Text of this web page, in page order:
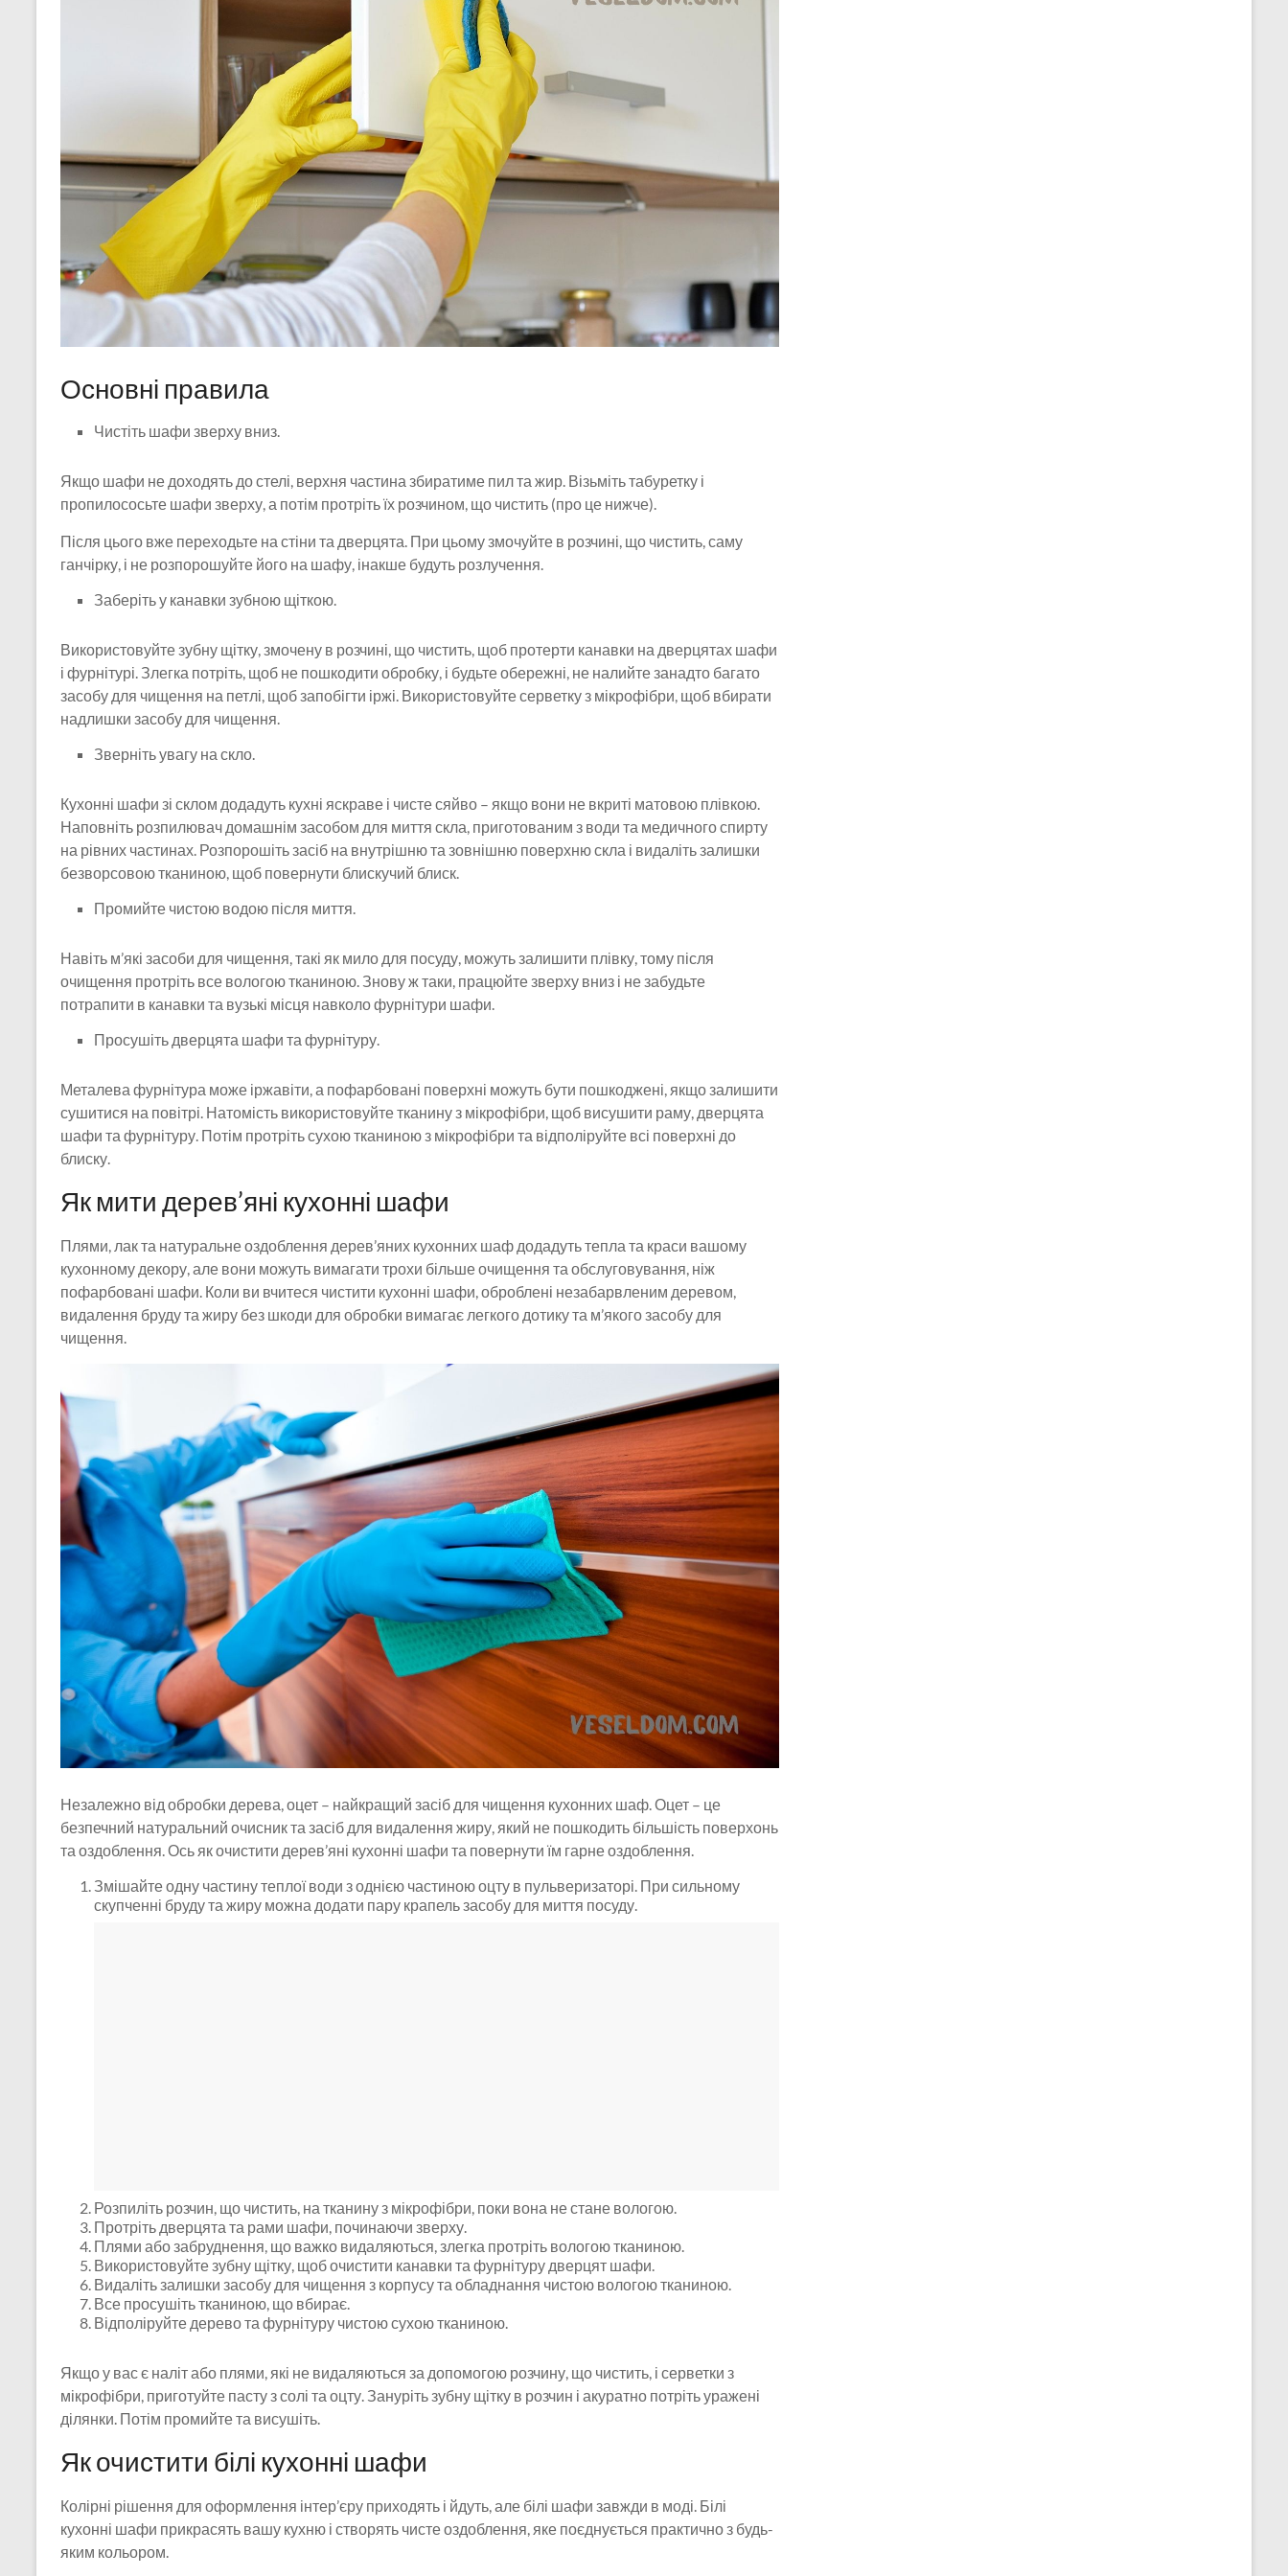
Основні правила
Чистіть шафи зверху вниз.
Якщо шафи не доходять до стелі, верхня частина збиратиме пил та жир. Візьміть табуретку і
пропилососьте шафи зверху, а потім протріть їх розчином, що чистить (про це нижче).
Після цього вже переходьте на стіни та дверцята. При цьому змочуйте в розчині, що чистить, саму
ганчірку, і не розпорошуйте його на шафу, інакше будуть розлучення.
Заберіть у канавки зубною щіткою.
Використовуйте зубну щітку, змочену в розчині, що чистить, щоб протерти канавки на дверцятах шафи
і фурнітурі. Злегка потріть, щоб не пошкодити обробку, і будьте обережні, не налийте занадто багато
засобу для чищення на петлі, щоб запобігти іржі. Використовуйте серветку з мікрофібри, щоб вбирати
надлишки засобу для чищення.
Зверніть увагу на скло.
Кухонні шафи зі склом додадуть кухні яскраве і чисте сяйво – якщо вони не вкриті матовою плівкою.
Наповніть розпилювач домашнім засобом для миття скла, приготованим з води та медичного спирту
на рівних частинах. Розпорошіть засіб на внутрішню та зовнішню поверхню скла і видаліть залишки
безворсовою тканиною, щоб повернути блискучий блиск.
Промийте чистою водою після миття.
Навіть м’які засоби для чищення, такі як мило для посуду, можуть залишити плівку, тому після
очищення протріть все вологою тканиною. Знову ж таки, працюйте зверху вниз і не забудьте
потрапити в канавки та вузькі місця навколо фурнітури шафи.
Просушіть дверцята шафи та фурнітуру.
Металева фурнітура може іржавіти, а пофарбовані поверхні можуть бути пошкоджені, якщо залишити
сушитися на повітрі. Натомість використовуйте тканину з мікрофібри, щоб висушити раму, дверцята
шафи та фурнітуру. Потім протріть сухою тканиною з мікрофібри та відполіруйте всі поверхні до
блиску.
Як мити дерев’яні кухонні шафи
Плями, лак та натуральне оздоблення дерев’яних кухонних шаф додадуть тепла та краси вашому
кухонному декору, але вони можуть вимагати трохи більше очищення та обслуговування, ніж
пофарбовані шафи. Коли ви вчитеся чистити кухонні шафи, оброблені незабарвленим деревом,
видалення бруду та жиру без шкоди для обробки вимагає легкого дотику та м’якого засобу для
чищення.
Незалежно від обробки дерева, оцет – найкращий засіб для чищення кухонних шаф. Оцет – це
безпечний натуральний очисник та засіб для видалення жиру, який не пошкодить більшість поверхонь
та оздоблення. Ось як очистити дерев’яні кухонні шафи та повернути їм гарне оздоблення.
Змішайте одну частину теплої води з однією частиною оцту в пульверизаторі. При сильному
скупченні бруду та жиру можна додати пару крапель засобу для миття посуду.
Розпиліть розчин, що чистить, на тканину з мікрофібри, поки вона не стане вологою.
Протріть дверцята та рами шафи, починаючи зверху.
Плями або забруднення, що важко видаляються, злегка протріть вологою тканиною.
Використовуйте зубну щітку, щоб очистити канавки та фурнітуру дверцят шафи.
Видаліть залишки засобу для чищення з корпусу та обладнання чистою вологою тканиною.
Все просушіть тканиною, що вбирає.
Відполіруйте дерево та фурнітуру чистою сухою тканиною.
Якщо у вас є наліт або плями, які не видаляються за допомогою розчину, що чистить, і серветки з
мікрофібри, приготуйте пасту з солі та оцту. Зануріть зубну щітку в розчин і акуратно потріть уражені
ділянки. Потім промийте та висушіть.
Як очистити білі кухонні шафи
Колірні рішення для оформлення інтер’єру приходять і йдуть, але білі шафи завжди в моді. Білі
кухонні шафи прикрасять вашу кухню і створять чисте оздоблення, яке поєднується практично з будь-
яким кольором.